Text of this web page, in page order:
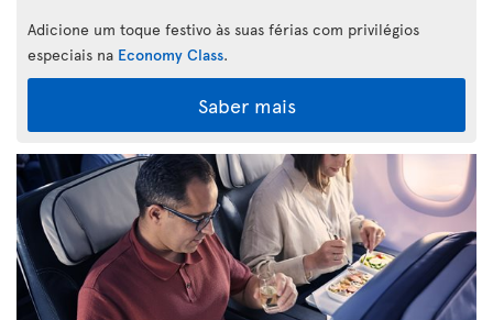
Adicione um toque festivo às suas férias com privilégios
especiais na Economy Class.
Saber mais